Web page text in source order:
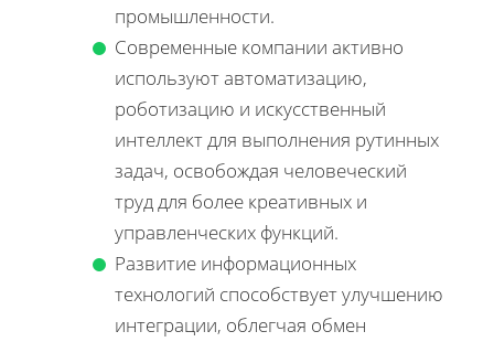
промышленности.
Современные компании активно
используют автоматизацию,
роботизацию и искусственный
интеллект для выполнения рутинных
задач, освобождая человеческий
труд для более креативных и
управленческих функций.
Развитие информационных
технологий способствует улучшению
интеграции, облегчая обмен